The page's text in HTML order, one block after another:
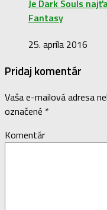
Je Dark Souls
Fantasy
25. apríla 2016
Pridaj komentár
Vaša e-mailová adresa
označené *
Komentár